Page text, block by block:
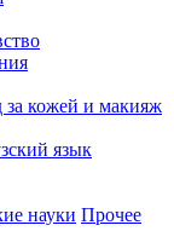
за кожей и макияж
язык
науки Прочее